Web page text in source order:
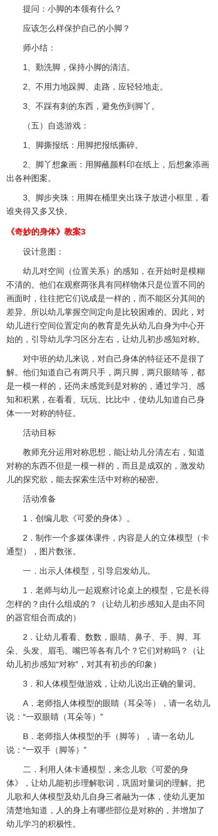
提问：小脚的本领有什么？
应该怎么样保护自己的小脚？
师小结：
1、勤洗脚，保持小脚的清洁。
2、不用力地跺脚、走路，应轻轻地走。
3、不踩有刺的东西，避免伤到脚丫。
（五）自选游戏：
1、脚撕报纸：用脚把报纸撕碎。
2、脚丫想象画：用脚蘸颜料印在纸上，后想象添画
出各种图案。
3、脚步夹珠：用脚在桶里夹出珠子放进小框里，看
谁夹得又多又快。
《奇妙的身体》教案3
设计意图：
幼儿对空间（位置关系）的感知，在开始时是模糊
不清的。他们在观察两张具有同样物体只是位置不同的
画面时，往往把它们说成是一样的，而不能区分其间的
差异。所以幼儿掌握空间定向是比较困难的。因此，对
幼儿进行空间位置定向的教育是先从幼儿自身为中心开
始的，引导幼儿学习区分左右，让幼儿初步感知对称。
对中班的幼儿来说，对自己身体的特征还不是很了
解。他们知道自己有两只手，两只脚，两只眼睛等，都
是一模一样的，还尚未感觉到是对称的，通过学习、感
知和积累，在看看、玩玩、比比中，使幼儿知道自己身
体一一对称的特征。
活动目标
教师充分运用对称思想，能让幼儿分清左右，知道
对称的东西不但是一模一样的，而且是成双的，激发幼
儿的探究欲，能去探索生活中对称的秘密。
活动准备
1．创编儿歌《可爱的身体》。
2．制作一个多媒体课件，内容是人的立体模型（卡
通型），图片数张。
一．出示人体模型，引导启发幼儿。
1．老师与幼儿一起观察讨论桌上的模型，它是长得
怎样的？由什么组成的？（让幼儿初步感知人是由不同
的器官组合而成的）
2．让幼儿看看、数数，眼睛、鼻子、手、脚、耳
朵、头发、眉毛、嘴巴等各有几个？它们对称吗？（让
幼儿初步感知“对称”，对其有初步的印象）
3．和人体模型做游戏，让幼儿说出正确的量词。
A．老师指人体模型的眼睛（耳朵等），请一名幼儿
说：“一双眼睛（耳朵等）”
B．老师指人体模型的手（脚等），请一名幼儿
说：“一双手（脚等）”
二．利用人体卡通模型，来念儿歌《可爱的身
体》，让幼儿能初步理解歌词，巩固对量词的理解。把
儿歌和人体模型及幼儿自身三者融为一体，使幼儿更加
清楚地知道，人的身上有哪些部位是对称的，并增加了
幼儿学习的积极性。